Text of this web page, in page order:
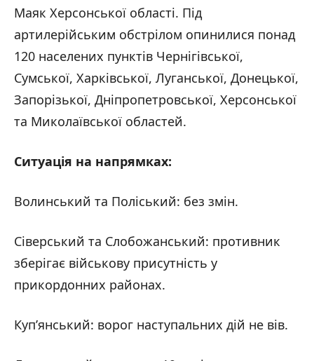
Маяк Херсонської області. Під
артилерійським обстрілом опинилися понад
120 населених пунктів Чернігівської,
Сумської, Харківської, Луганської, Донецької,
Запорізької, Дніпропетровської, Херсонської
та Миколаївської областей.
Ситуація на напрямках:
Волинський та Поліський: без змін.
Сіверський та Слобожанський: противник
зберігає військову присутність у
прикордонних районах.
Куп’янський: ворог наступальних дій не вів.